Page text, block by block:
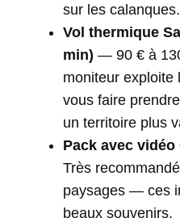
sur les calanques.
Vol thermique
min) — 90 € à
moniteur exploite
vous faire
un territoire plus
Pack avec vidéo
Très
paysages — ces
beaux souvenirs.